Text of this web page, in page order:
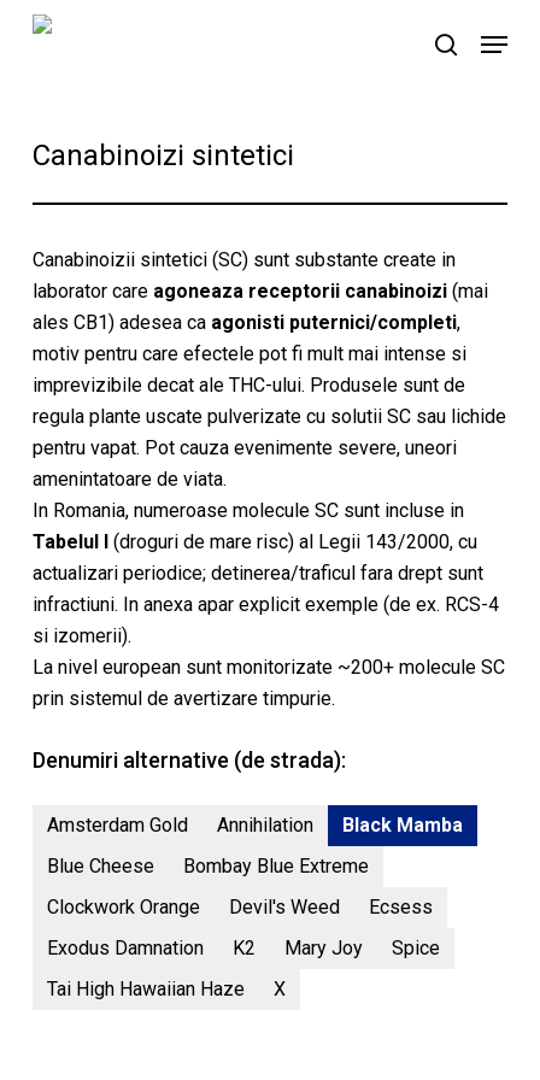
Skip
search
Menu
Canabinoizi sintetici
Canabinoizii sintetici (SC) sunt substante create in
laborator care agoneaza receptorii canabinoizi(mai
ales CB1) adesea ca agonisti puternici/completi,
motiv pentru care efectele pot fi mult mai intense si
imprevizibile decat ale THC-ului. Produsele sunt de
regula plante uscate pulverizate cu solutii SC sau lichide
pentru vapat. Pot cauza evenimente severe, uneori
amenintatoare de viata.
In Romania, numeroase molecule SC sunt incluse in
Tabelul I(droguri de mare risc) al Legii 143/2000, cu
actualizari periodice; detinerea/traficul fara drept sunt
infractiuni. In anexa apar explicit exemple (de ex. RCS-4
si izomerii).
La nivel european sunt monitorizate ~200+ molecule SC
prin sistemul de avertizare timpurie.
Denumiri alternative (de strada):
Amsterdam Gold Annihilation
Black Mamba
Blue Cheese
Bombay Blue Extreme
Clockwork Orange
Devil's Weed
Ecsess
Exodus Damnation
K2 Mary Joy
Spice
Tai High Hawaiian Haze
X